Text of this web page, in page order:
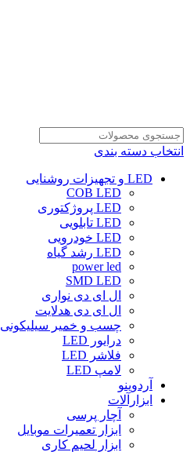
انتخاب دسته بندی
LED و تجهیزات روشنایی
COB LED
LED پروژکتوری
LED تابلویی
LED خودرویی
LED رشد گیاه
power led
SMD LED
ال ای دی نواری
ال ای دی هدلایت
چسب و خمیر سیلیکونی
درایور LED
فلاشر LED
لامپ LED
آردوینو
ابزارآلات
آچار پرسی
ابزار تعمیرات موبایل
ابزار لحیم کاری